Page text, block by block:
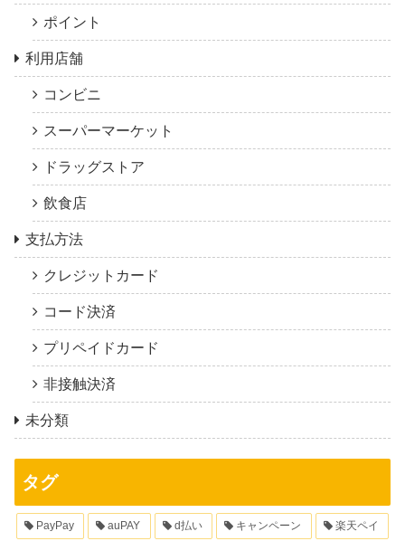
ポイント
利用店舗
コンビニ
スーパーマーケット
ドラッグストア
飲食店
支払方法
クレジットカード
コード決済
プリペイドカード
非接触決済
未分類
タグ
PayPay auPAY d払い キャンペーン 楽天ペイ